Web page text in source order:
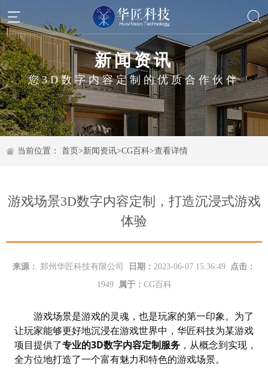
新闻资讯
您3D数字内容定制的优质合作伙伴
当前位置： 首页>新闻资讯>CG百科>查看详情
游戏场景3D数字内容定制，打造沉浸式游戏
体验
来源： 郑州华匠科技有限公司 日期： 2023-06-07 15:36:49
点击：
1949
属于： CG百科
游戏场景是游戏的灵魂，也是玩家的第一印象。为了
让玩家能够更好地沉浸在游戏世界中， 华匠科技为某游戏
项目提供了专业的3D数字内容定制服务 ，从概念到实现，
全方位地打造了一个富有魅力和特色的游戏场景。